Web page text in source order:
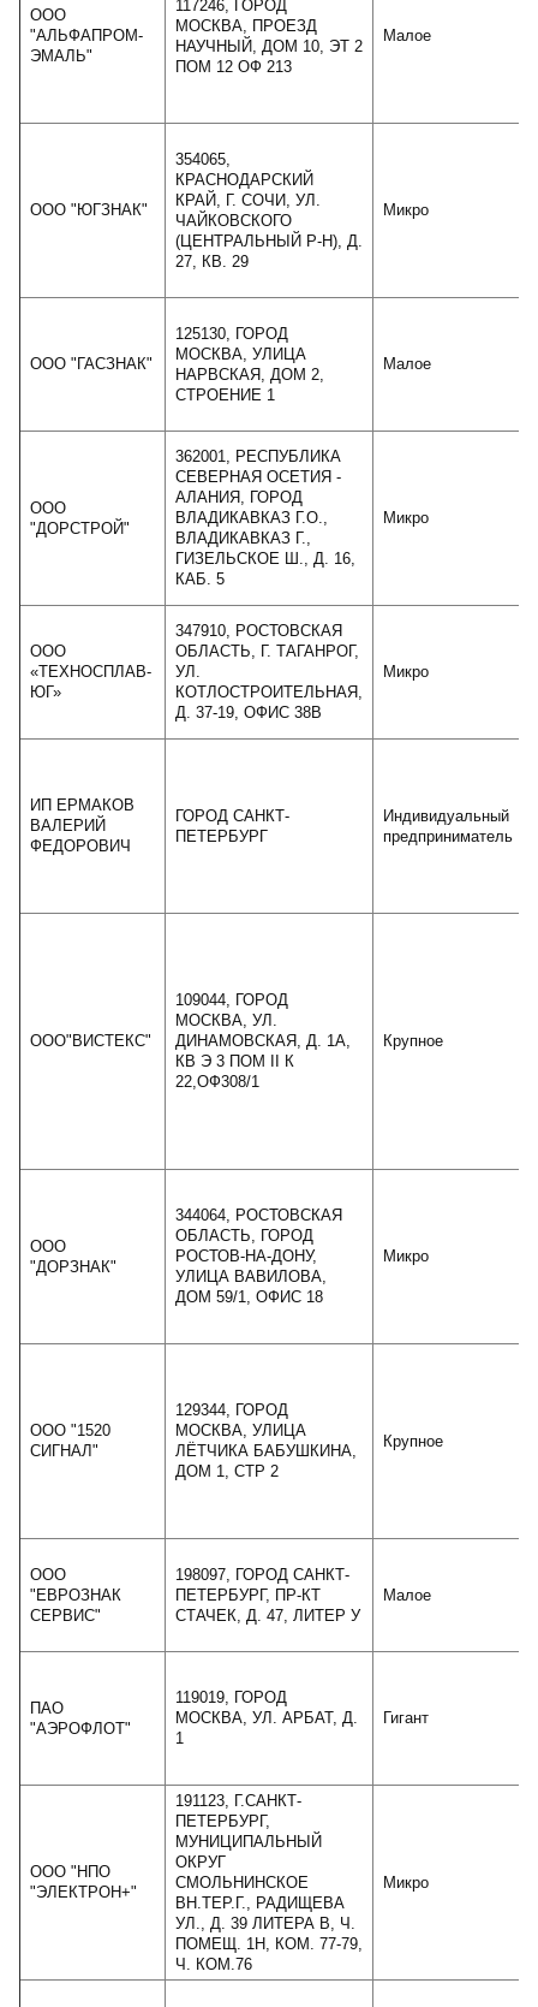
ООО
"АЛЬФАПРОМ-
ЭМАЛЬ"
117246, ГОРОД
МОСКВА, ПРОЕЗД
НАУЧНЫЙ, ДОМ 10, ЭТ 2
ПОМ 12 ОФ 213
Малое
ООО "ЮГЗНАК"
354065,
КРАСНОДАРСКИЙ
КРАЙ, Г. СОЧИ, УЛ.
ЧАЙКОВСКОГО
(ЦЕНТРАЛЬНЫЙ Р-Н), Д.
27, КВ. 29
Микро
ООО "ГАСЗНАК"
125130, ГОРОД
МОСКВА, УЛИЦА
НАРВСКАЯ, ДОМ 2,
СТРОЕНИЕ 1
Малое
ООО
"ДОРСТРОЙ"
362001, РЕСПУБЛИКА
СЕВЕРНАЯ ОСЕТИЯ -
АЛАНИЯ, ГОРОД
ВЛАДИКАВКАЗ Г.О.,
ВЛАДИКАВКАЗ Г.,
ГИЗЕЛЬСКОЕ Ш., Д. 16,
КАБ. 5
Микро
ООО
«ТЕХНОСПЛАВ-
ЮГ»
347910, РОСТОВСКАЯ
ОБЛАСТЬ, Г. ТАГАНРОГ,
УЛ.
КОТЛОСТРОИТЕЛЬНАЯ,
Д. 37-19, ОФИС 38В
Микро
ИП ЕРМАКОВ
ВАЛЕРИЙ
ФЕДОРОВИЧ
ГОРОД САНКТ-
ПЕТЕРБУРГ
Индивидуальный
предприниматель
ООО"ВИСТЕКС"
109044, ГОРОД
МОСКВА, УЛ.
ДИНАМОВСКАЯ, Д. 1А,
КВ Э 3 ПОМ II К
22,ОФ308/1
Крупное
ООО
"ДОРЗНАК"
344064, РОСТОВСКАЯ
ОБЛАСТЬ, ГОРОД
РОСТОВ-НА-ДОНУ,
УЛИЦА ВАВИЛОВА,
ДОМ 59/1, ОФИС 18
Микро
ООО "1520
СИГНАЛ"
129344, ГОРОД
МОСКВА, УЛИЦА
ЛЁТЧИКА БАБУШКИНА,
ДОМ 1, СТР 2
Крупное
ООО
"ЕВРОЗНАК
СЕРВИС"
198097, ГОРОД САНКТ-
ПЕТЕРБУРГ, ПР-КТ
СТАЧЕК, Д. 47, ЛИТЕР У
Малое
ПАО
"АЭРОФЛОТ"
119019, ГОРОД
МОСКВА, УЛ. АРБАТ, Д.
1
Гигант
ООО "НПО
"ЭЛЕКТРОН+"
191123, Г.САНКТ-
ПЕТЕРБУРГ,
МУНИЦИПАЛЬНЫЙ
ОКРУГ
СМОЛЬНИНСКОЕ
ВН.ТЕР.Г., РАДИЩЕВА
УЛ., Д. 39 ЛИТЕРА В, Ч.
ПОМЕЩ. 1Н, КОМ. 77-79,
Ч. КОМ.76
Микро